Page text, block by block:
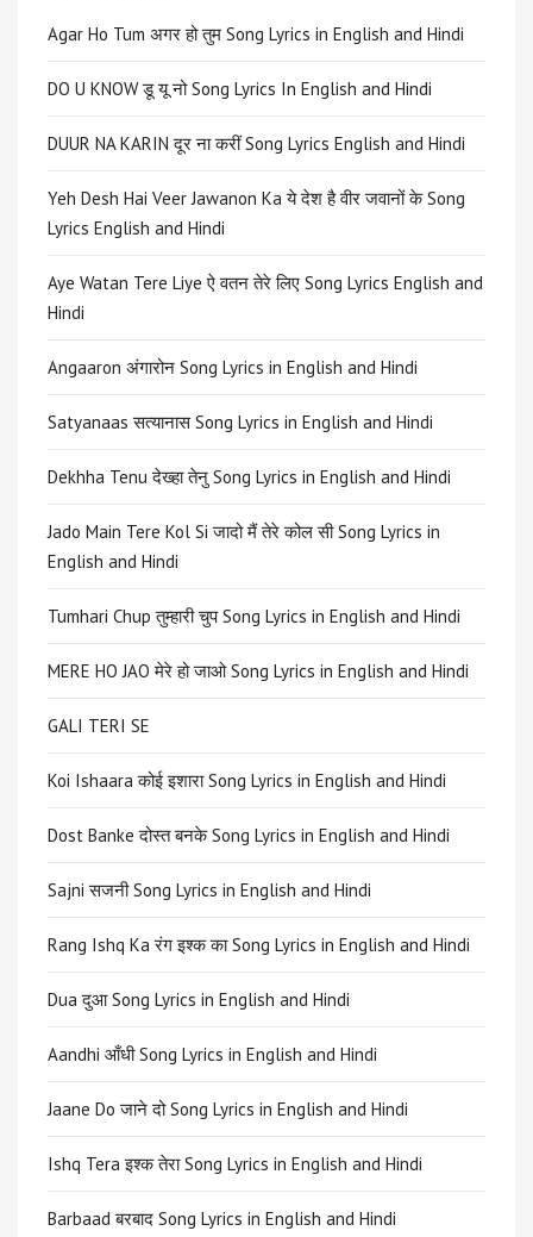
Agar Ho Tum अगर हो तुम Song Lyrics in English and Hindi
DO U KNOW डू यू नो Song Lyrics In English and Hindi
DUUR NA KARIN दूर ना करीं Song Lyrics English and Hindi
Yeh Desh Hai Veer Jawanon Ka ये देश है वीर जवानों के Song
Lyrics English and Hindi
Aye Watan Tere Liye ऐ वतन तेरे लिए Song Lyrics English and
Hindi
Angaaron अंगारोन Song Lyrics in English and Hindi
Satyanaas सत्यानास Song Lyrics in English and Hindi
Dekhha Tenu देख्हा तेनु Song Lyrics in English and Hindi
Jado Main Tere Kol Si जादो मैं तेरे कोल सी Song Lyrics in
English and Hindi
Tumhari Chup तुम्हारी चुप Song Lyrics in English and Hindi
MERE HO JAO मेरे हो जाओ Song Lyrics in English and Hindi
GALI TERI SE
Koi Ishaara कोई इशारा Song Lyrics in English and Hindi
Dost Banke दोस्त बनके Song Lyrics in English and Hindi
Sajni सजनी Song Lyrics in English and Hindi
Rang Ishq Ka रंग इश्क का Song Lyrics in English and Hindi
Dua दुआ Song Lyrics in English and Hindi
Aandhi आँधी Song Lyrics in English and Hindi
Jaane Do जाने दो Song Lyrics in English and Hindi
Ishq Tera इश्क तेरा Song Lyrics in English and Hindi
Barbaad बरबाद Song Lyrics in English and Hindi